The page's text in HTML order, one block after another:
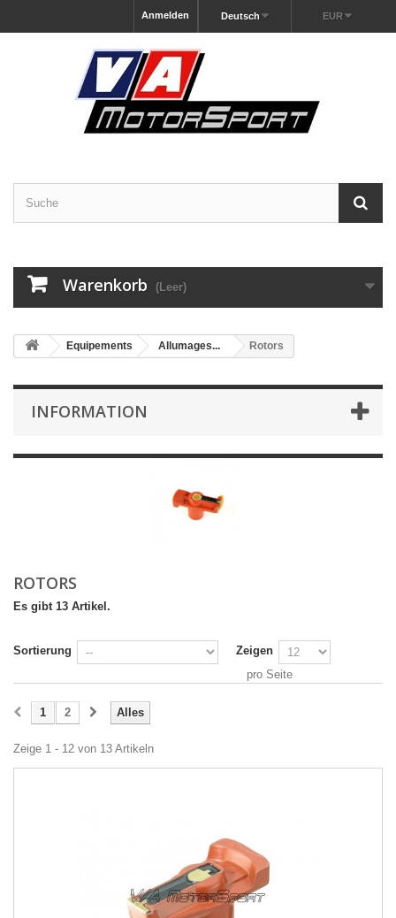
EUR
Deutsch
Anmelden
Warenkorb (Leer)
Equipements Allumages... Rotors
INFORMATION
ROTORS
Es gibt 13 Artikel.
Sortierung
Zeigen
pro Seite
Alles
1 2
Zeige 1 - 12 von 13 Artikeln